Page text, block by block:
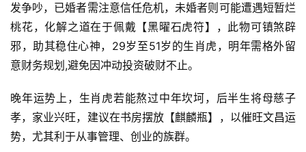
发争吵，已婚者需注意信任危机，未婚者则可能遭遇短暂烂
桃花，化解之道在于佩戴【黑曜石虎符】，此物可镇煞辟
邪，助其稳住心神，29岁至51岁的生肖虎，明年需格外留
意财务规划,避免因冲动投资破财不止。
晚年运势上，生肖虎若能熬过中年坎坷，后半生将母慈子
孝，家业兴旺，建议在书房摆放【麒麟瓶】，以催旺文昌运
势，尤其利于从事管理、创业的族群。